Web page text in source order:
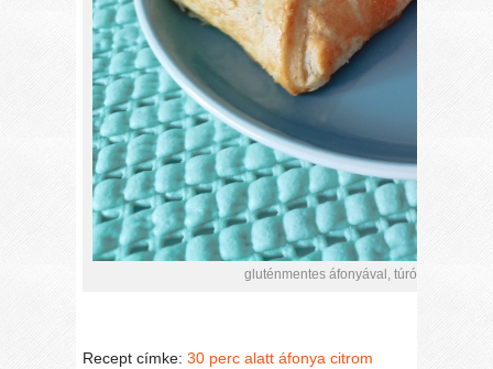
gluténmentes áfonyával, túróval töltött,
Recept címke:30 perc alatt áfonya citrom